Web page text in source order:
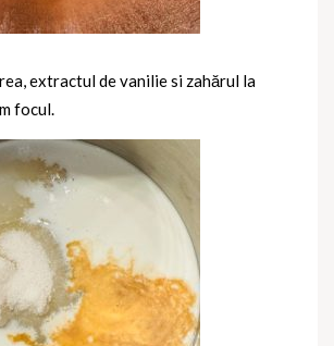
extractul de vanilie si zahărul la
focul.